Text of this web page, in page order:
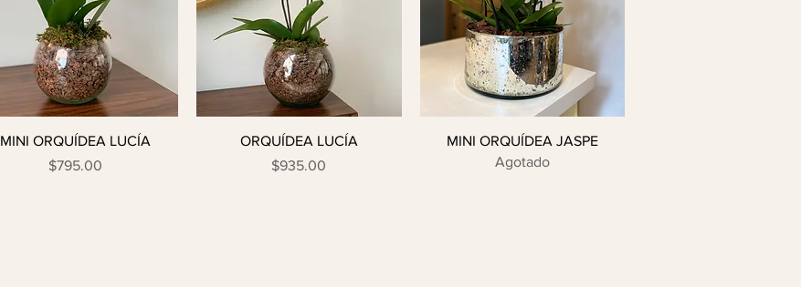
MINI ORQUÍDEA LUCÍA
Precio
$795.00
ORQUÍDEA LUCÍA
Precio
$935.00
MINI ORQUÍDEA JASPE
Agotado